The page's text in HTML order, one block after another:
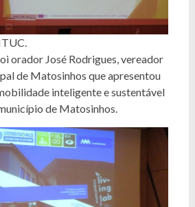
orador José Rodrigues, vereador
de Matosinhos que apresentou
inteligente e sustentável
de Matosinhos.